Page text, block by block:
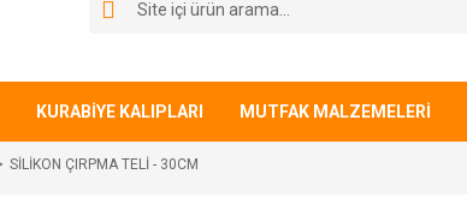
KURABİYE KALIPLARI MUTFAK MALZEMELERİ
SİLİKON ÇIRPMA TELİ - 30CM